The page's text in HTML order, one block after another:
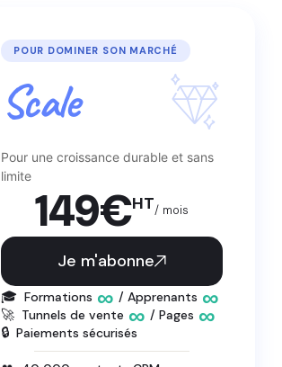
POUR DOMINER SON MARCHÉ
Scale
Pour une croissance durable et sans
limite
149€HT/ mois
Je m'abonne
🎓 Formations ∞ / Apprenants ∞
🚀 Tunnels de vente ∞ / Pages ∞
🔒 Paiements sécurisés